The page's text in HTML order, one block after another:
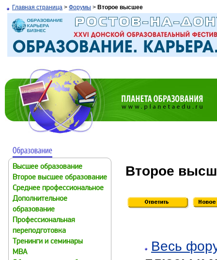
Главная страница > Форумы > Второе высшее
Высшее образование
Второе высшее образование
Среднее профессиональное
Дополнительное
образование
Профессиональная
переподготовка
Тренинги и семинары
MBA
Второе
Весь